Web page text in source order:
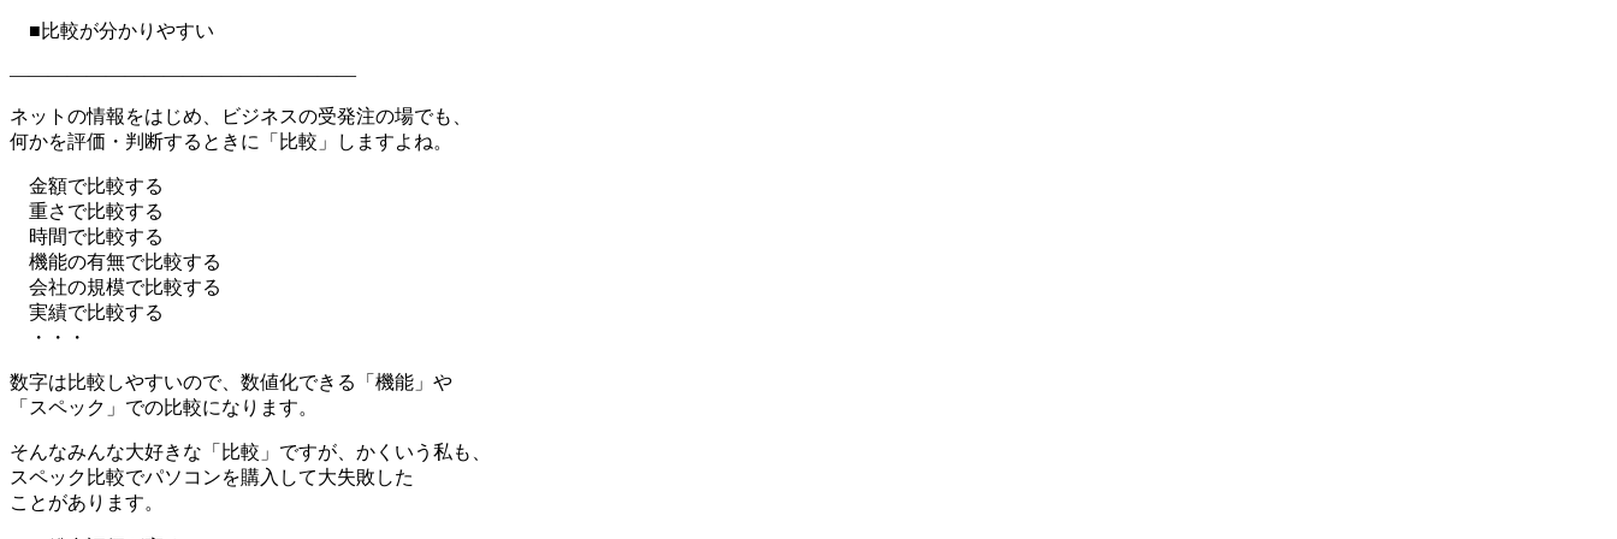
■比較が分かりやすい
——————————————————
ネットの情報をはじめ、ビジネスの受発注の場でも、
何かを評価・判断するときに「比較」しますよね。
金額で比較する
重さで比較する
時間で比較する
機能の有無で比較する
会社の規模で比較する
実績で比較する
・・・
数字は比較しやすいので、数値化できる「機能」や
「スペック」での比較になります。
そんなみんな大好きな「比較」ですが、かくいう私も、
スペック比較でパソコンを購入して大失敗した
ことがあります。